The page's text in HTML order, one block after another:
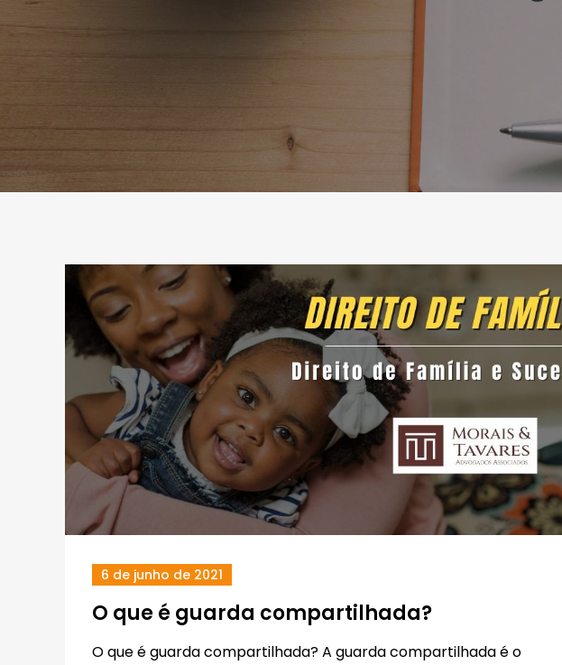
6 de junho de 2021
O que é guarda compartilhada?
O que é guarda compartilhada? A guarda compartilhada é o